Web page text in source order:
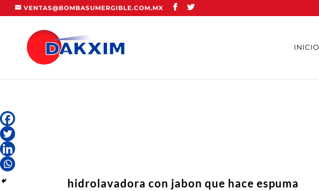
VENTAS@BOMBASUMERGIBLE.COM.MX
INICIO
hidrolavadora con jabon que hace espuma